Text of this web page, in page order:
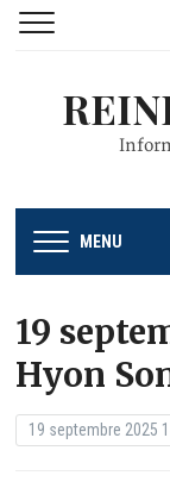
MENU
19
Hyon
19 septembre 2025